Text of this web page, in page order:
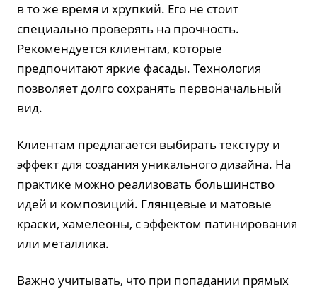
в то же время и хрупкий. Его не стоит
специально проверять на прочность.
Рекомендуется клиентам, которые
предпочитают яркие фасады. Технология
позволяет долго сохранять первоначальный
вид.
Клиентам предлагается выбирать текстуру и
эффект для создания уникального дизайна. На
практике можно реализовать большинство
идей и композиций. Глянцевые и матовые
краски, хамелеоны, с эффектом патинирования
или металлика.
Важно учитывать, что при попадании прямых